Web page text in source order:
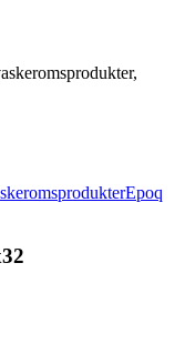
Epoq